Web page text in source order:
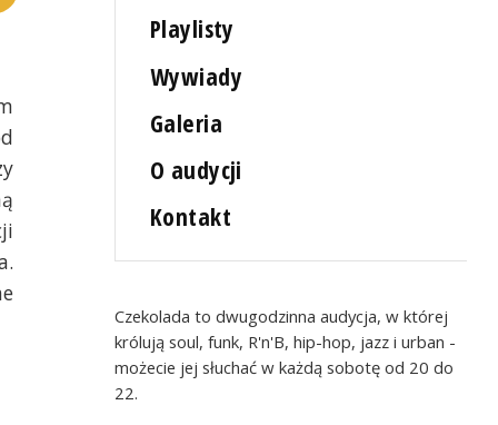
Playlisty
Wywiady
Galeria
O audycji
Kontakt
Czekolada to dwugodzinna audycja, w której
królują soul, funk, R'n'B, hip-hop, jazz i urban -
możecie jej słuchać w każdą sobotę od 20 do
22.